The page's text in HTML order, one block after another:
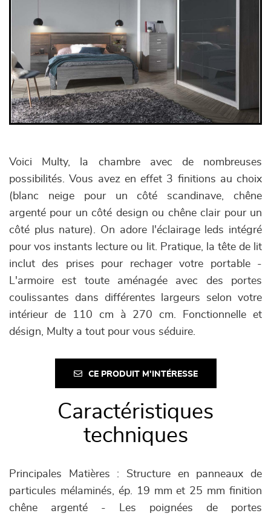
Voici Multy, la chambre avec de nombreuses
possibilités. Vous avez en effet 3 finitions au choix
(blanc neige pour un côté scandinave, chêne
argenté pour un côté design ou chêne clair pour un
côté plus nature). On adore l'éclairage leds intégré
pour vos instants lecture ou lit. Pratique, la tête de lit
inclut des prises pour rechager votre portable -
L'armoire est toute aménagée avec des portes
coulissantes dans différentes largeurs selon votre
intérieur de 110 cm à 270 cm. Fonctionnelle et
désign, Multy a tout pour vous séduire.
CE PRODUIT M'INTÉRESSE
Caractéristiques
techniques
Principales Matières : Structure en panneaux de
particules mélaminés, ép. 19 mm et 25 mm finition
chêne argenté - Les poignées de portes